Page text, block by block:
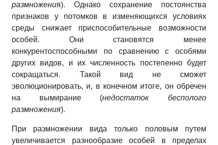
размножения). Однако сохранение постоянства
признаков у потомков в изменяющихся условиях
среды снижает приспособительные возможности
особей. Они становятся менее
конкурентоспособными по сравнению с особями
других видов, и их численность постепенно будет
сокращаться. Такой вид не сможет
эволюционировать, и, в конечном итоге, он обречен
на вымирание (недостаток бесполого
размножения).
При размножении вида только половым путем
увеличивается разнообразие особей в пределах